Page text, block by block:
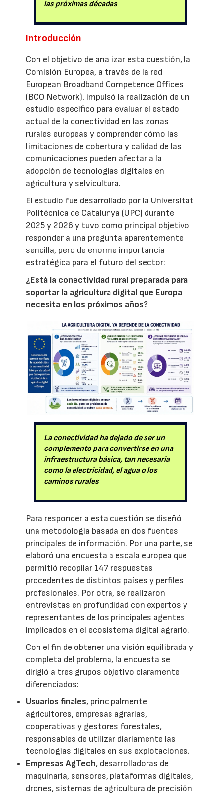
las próximas décadas
Introducción
Con el objetivo de analizar esta cuestión, la
Comisión Europea, a través de la red
European Broadband Competence Offices
(BCO Network), impulsó la realización de un
estudio específico para evaluar el estado
actual de la conectividad en las zonas
rurales europeas y comprender cómo las
limitaciones de cobertura y calidad de las
comunicaciones pueden afectar a la
adopción de tecnologías digitales en
agricultura y selvicultura.
El estudio fue desarrollado por la Universitat
Politècnica de Catalunya (UPC) durante
2025 y 2026 y tuvo como principal objetivo
responder a una pregunta aparentemente
sencilla, pero de enorme importancia
estratégica para el futuro del sector:
¿Está la conectividad rural preparada para
soportar la agricultura digital que Europa
necesita en los próximos años?
La conectividad ha dejado de ser un
complemento para convertirse en una
infraestructura básica, tan necesaria
como la electricidad, el agua o los
caminos rurales
Para responder a esta cuestión se diseñó
una metodología basada en dos fuentes
principales de información. Por una parte, se
elaboró una encuesta a escala europea que
permitió recopilar 147 respuestas
procedentes de distintos países y perfiles
profesionales. Por otra, se realizaron
entrevistas en profundidad con expertos y
representantes de los principales agentes
implicados en el ecosistema digital agrario.
Con el fin de obtener una visión equilibrada y
completa del problema, la encuesta se
dirigió a tres grupos objetivo claramente
diferenciados:
Usuarios finales, principalmente
agricultores, empresas agrarias,
cooperativas y gestores forestales,
responsables de utilizar diariamente las
tecnologías digitales en sus explotaciones.
Empresas AgTech, desarrolladoras de
maquinaria, sensores, plataformas digitales,
drones, sistemas de agricultura de precisión